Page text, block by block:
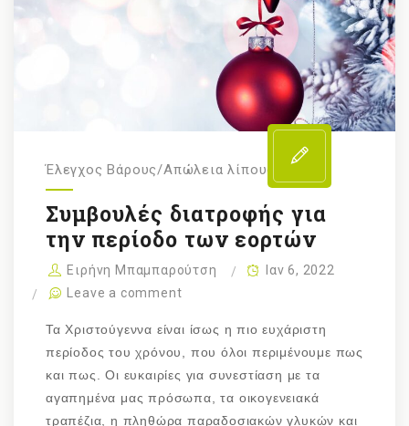
Έλεγχος Βάρους/Απώλεια λίπους
Συμβουλές διατροφής για
την περίοδο των εορτών
Ειρήνη Μπαμπαρούτση
Ιαν 6, 2022
Leave a comment
Τα Χριστούγεννα είναι ίσως η πιο ευχάριστη
περίοδος του χρόνου, που όλοι περιμένουμε πως
και πως. Οι ευκαιρίες για συνεστίαση με τα
αγαπημένα μας πρόσωπα, τα οικογενειακά
τραπέζια, η πληθώρα παραδοσιακών γλυκών και